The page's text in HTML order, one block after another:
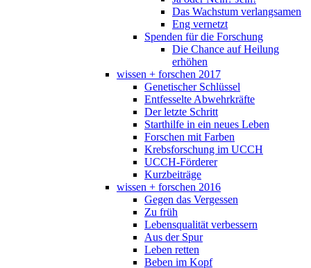
Das Wachstum verlangsamen
Eng vernetzt
Spenden für die Forschung
Die Chance auf Heilung
erhöhen
wissen + forschen 2017
Genetischer Schlüssel
Entfesselte Abwehrkräfte
Der letzte Schritt
Starthilfe in ein neues Leben
Forschen mit Farben
Krebsforschung im UCCH
UCCH-Förderer
Kurzbeiträge
wissen + forschen 2016
Gegen das Vergessen
Zu früh
Lebensqualität verbessern
Aus der Spur
Leben retten
Beben im Kopf